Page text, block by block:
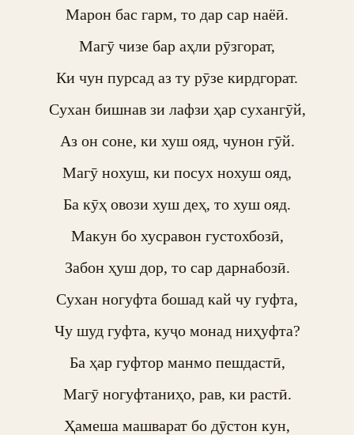
Марон бас гарм, то дар сар наёӣ.
Магӯ чизе бар аҳли рӯзгорат,
Ки чун пурсад аз ту рӯзе кирдгорат.
Сухан бишнав зи лафзи ҳар сухангӯй,
Аз он соне, ки хуш ояд, чунон гӯй.
Магӯ нохуш, ки посух нохуш ояд,
Ба кӯҳ овози хуш деҳ, то хуш ояд.
Макун бо хусравон густохбозӣ,
Забон ҳуш дор, то сар дарнабозӣ.
Сухан ногуфта бошад кай чу гуфта,
Чу шуд гуфта, куҷо монад ниҳуфта?
Ба ҳар гуфтор манмо пешдастӣ,
Магӯ ногуфтаниҳо, рав, ки растӣ.
Ҳамеша машварат бо дӯстон кун,